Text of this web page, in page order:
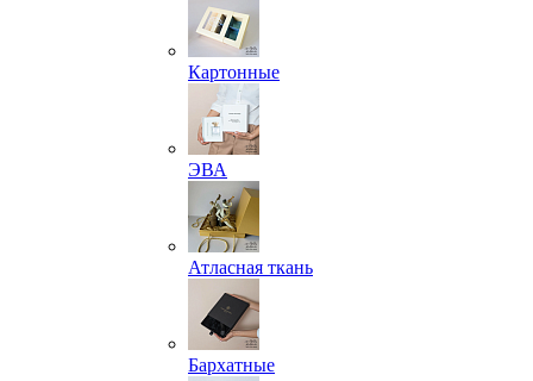
Картонные
ЭВА
Атласная ткань
Бархатные